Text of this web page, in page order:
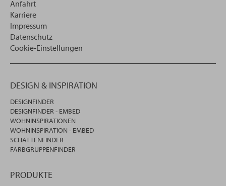
Anfahrt
Karriere
Impressum
Datenschutz
Cookie-Einstellungen
DESIGN & INSPIRATION
DESIGNFINDER
DESIGNFINDER - EMBED
WOHNINSPIRATIONEN
WOHNINSPIRATION - EMBED
SCHATTENFINDER
FARBGRUPPENFINDER
PRODUKTE